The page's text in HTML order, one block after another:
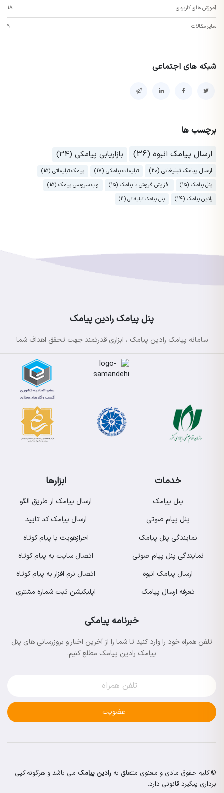
آموزش های کاربردی 18
سایر مقالات 9
شبکه های اجتماعی
برچسب ها
ارسال پیامک انبوه (36)
بازاریابی پیامکی (34)
ارسال پیامک تبلیغاتی (20) تبلیغات پیامکی (17)
پیامک تبلیغاتی (15)
پنل پیامک (15)
افزایش فروش با پیامک (15)
وب سرویس پیامک (15)
رادین پیامک (14)
پنل پیامک تبلیغاتی (11)
پنل پیامک رادین پیامک
سامانه پیامک رادین پیامک ، ابزاری قدرتمند جهت تحقق اهداف شما
خدمات
پنل پیامک
پنل پیام صوتی
نمایندگی پنل پیامک
نمایندگی پنل پیام صوتی
ارسال پیامک انبوه
تعرفه ارسال پیامک
ابزارها
ارسال پیامک از طریق الگو
ارسال پیامک کد تایید
احرازهویت با پیام کوتاه
اتصال سایت به پیام کوتاه
اتصال نرم افزار به پیام کوتاه
اپلیکیشن ثبت شماره مشتری
خبرنامه پیامکی
تلفن همراه خود را وارد کنید تا شما را از آخرین اخبار و بروزرسانی های پنل
پیامک رادین پیامک مطلع کنیم.
عضویت
© کلیه حقوق مادی و معنوی متعلق به رادین پیامک می باشد و هرگونه کپی
برداری پیگیرد قانونی دارد.